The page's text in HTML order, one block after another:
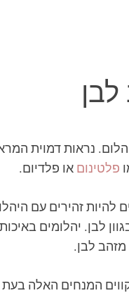
נראות דמוית
פלטינום או פלדיום.
להיות זהירים עם
לבן. יהלומים
מזהב לבן.
המנחים האלה